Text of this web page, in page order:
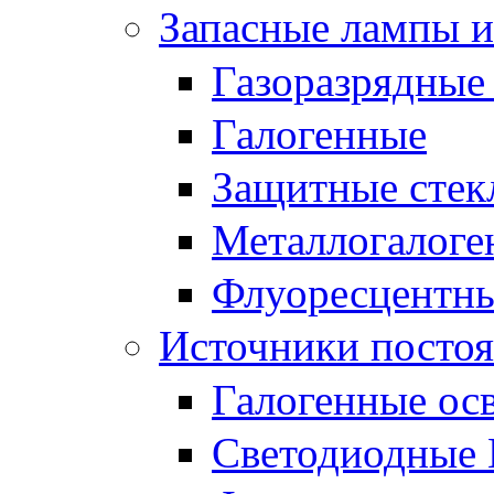
Запасные лампы
Галогенные
Защитные
Источники
Галогенные
Светодиодные